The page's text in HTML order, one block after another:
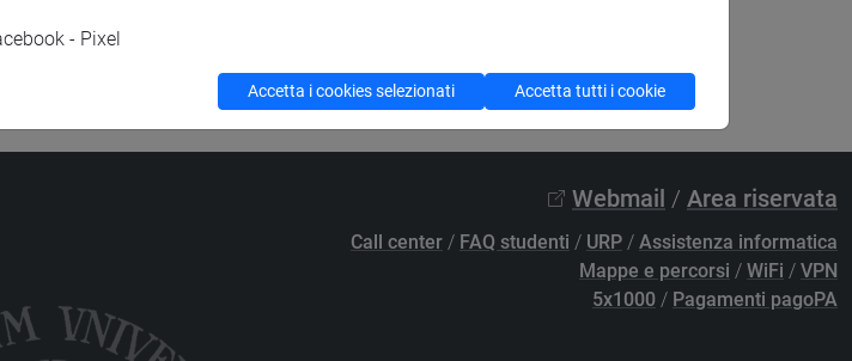
Webmail / Area riservata
Call center / FAQ studenti / URP / Assistenza informatica
Mappe e percorsi / WiFi / VPN
5x1000 / Pagamenti pagoPA
- Pixel
Accetta i cookies selezionati Accetta tutti i cookie